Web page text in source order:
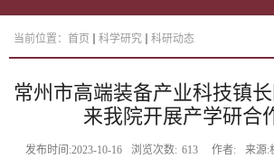
当前位置： 首页 科学研究 科研动态
常州市高端装备产业科技镇长
来我院开展产学研合
发布时间:2023-10-16 浏览次数: 613 作者: 来源: